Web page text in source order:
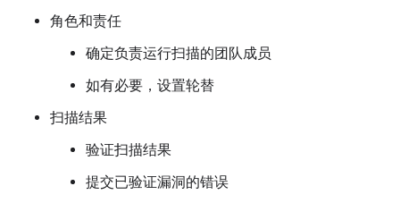
角色和责任
确定负责运行扫描的团队成员
如有必要，设置轮替
扫描结果
验证扫描结果
提交已验证漏洞的错误